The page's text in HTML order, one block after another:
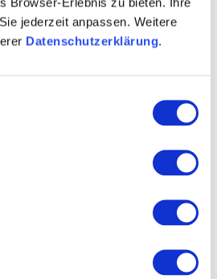
jederzeit anpassen. Weitere
Datenschutzerklärung.
urlaub/